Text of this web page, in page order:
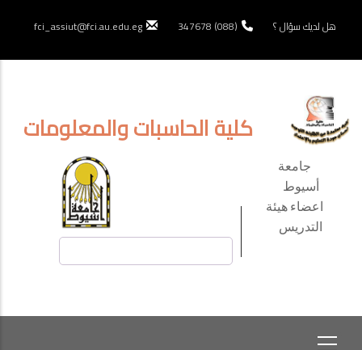
الرئيسي
هل لديك سؤال ؟ (088) 347678
fci_assiut@fci.au.edu.eg
كلية الحاسبات والمعلومات
HEADER
MENU
جامعة
أسيوط
اعضاء هيئة
التدريس